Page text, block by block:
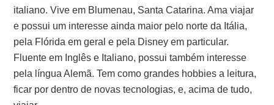
italiano. Vive em Blumenau, Santa Catarina. Ama viajar
e possui um interesse ainda maior pelo norte da Itália,
pela Flórida em geral e pela Disney em particular.
Fluente em Inglês e Italiano, possui também interesse
pela língua Alemã. Tem como grandes hobbies a leitura,
ficar por dentro de novas tecnologias, e, acima de tudo,